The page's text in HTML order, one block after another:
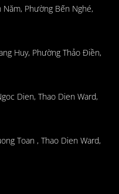
Phường Bến Nghé,
Huy, Phường Thảo Điền,
Dien, Thao Dien Ward,
Toan , Thao Dien Ward,